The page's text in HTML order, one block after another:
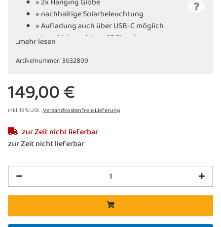
» nachhaltige Solarbeleuchtung
» Aufladung auch über USB-C möglich
» Leuchtdauer bis zu 10 Stunden
» flexible Montageoptionen
...mehr lesen
Artikelnummer:3032809
149,00 €
inkl. 19% USt. ,Versandkostenfreie Lieferung
zur Zeit nicht lieferbar
zur Zeit nicht lieferbar